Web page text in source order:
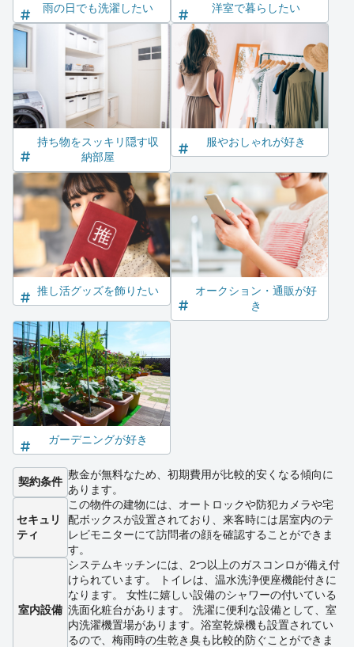
雨の日でも洗濯したい 洋室で暮らしたい
持ち物をスッキリ隠す収
納部屋
服やおしゃれが好き
推し活グッズを飾りたい
オークション・通販が好
き
ガーデニングが好き
契約条件
敷金が無料なため、初期費用が比較的安くなる傾向に
あります。
セキュリ
ティ
この物件の建物には、オートロックや防犯カメラや宅
配ボックスが設置されており、来客時には居室内のテ
レビモニターにて訪問者の顔を確認することができま
す。
室内設備
システムキッチンには、2つ以上のガスコンロが備え付
けられています。 トイレは、温水洗浄便座機能付きに
なります。 女性に嬉しい設備のシャワーの付いている
洗面化粧台があります。 洗濯に便利な設備として、室
内洗濯機置場があります。浴室乾燥機も設置されてい
るので、梅雨時の生乾き臭も比較的防ぐことができま